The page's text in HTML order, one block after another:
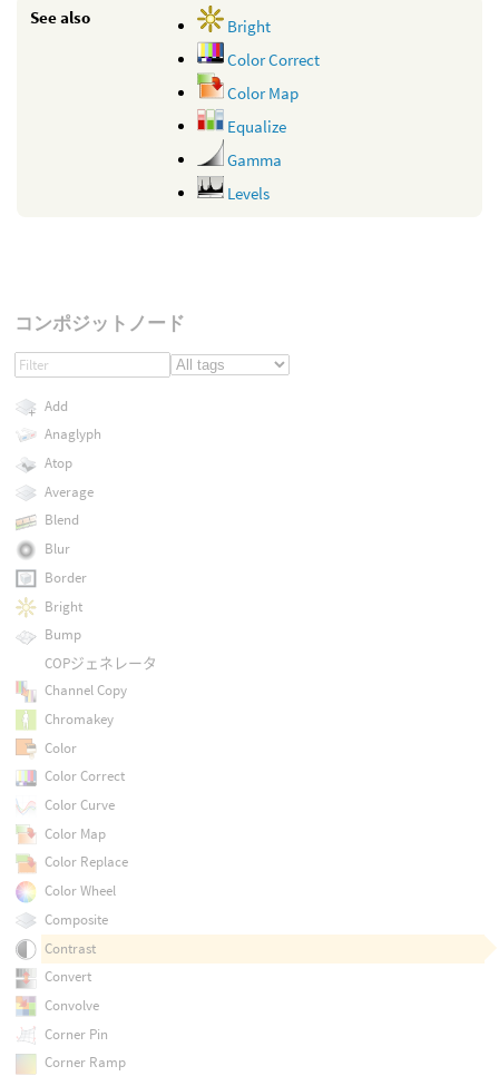
See also
Bright
Color Correct
Color Map
Equalize
Gamma
Levels
コンポジットノード
Add
Anaglyph
Atop
Average
Blend
Blur
Border
Bright
Bump
COPジェネレータ
Channel Copy
Chromakey
Color
Color Correct
Color Curve
Color Map
Color Replace
Color Wheel
Composite
Contrast
Convert
Convolve
Corner Pin
Corner Ramp